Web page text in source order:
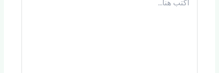
هنا...